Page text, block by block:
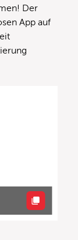
Der
App auf